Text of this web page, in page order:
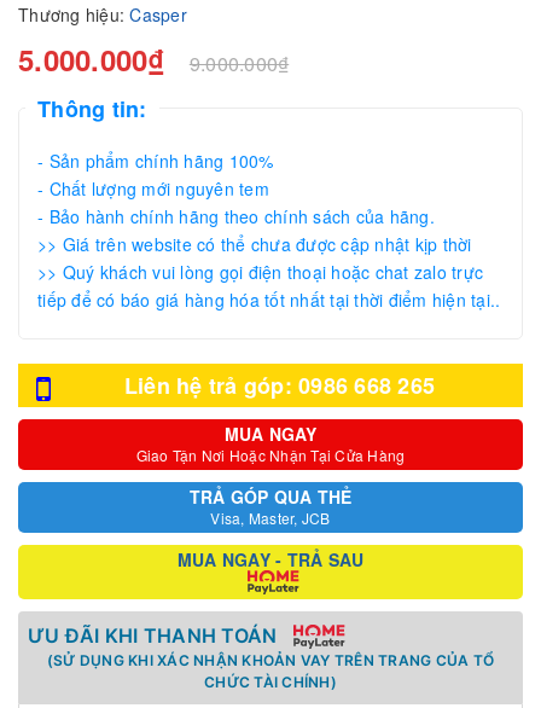
Thương hiệu: Casper
5.000.000₫ 9.000.000₫
Thông tin:
- Sản phẩm chính hãng 100%
- Chất lượng mới nguyên tem
- Bảo hành chính hãng theo chính sách của hãng.
>> Giá trên website có thể chưa được cập nhật kịp thời
>> Quý khách vui lòng gọi điện thoại hoặc chat zalo trực
tiếp để có báo giá hàng hóa tốt nhất tại thời điểm hiện tại..
Liên hệ trả góp: 0986 668 265
MUA NGAY
Giao Tận Nơi Hoặc Nhận Tại Cửa Hàng
TRẢ GÓP QUA THẺ
Visa, Master, JCB
MUA NGAY - TRẢ SAU
ƯU ĐÃI KHI THANH TOÁN
(SỬ DỤNG KHI XÁC NHẬN KHOẢN VAY TRÊN TRANG CỦA TỔ
CHỨC TÀI CHÍNH)